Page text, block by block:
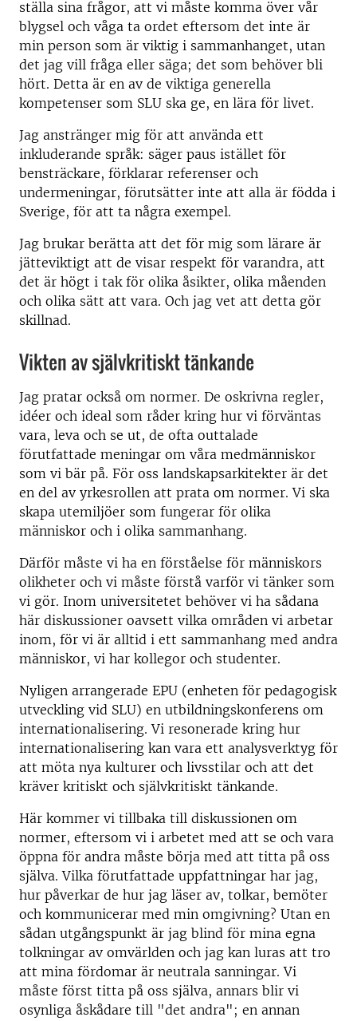
ställa sina frågor, att vi måste komma över vår
blygsel och våga ta ordet eftersom det inte är
min person som är viktig i sammanhanget, utan
det jag vill fråga eller säga; det som behöver bli
hört. Detta är en av de viktiga generella
kompetenser som SLU ska ge, en lära för livet.
Jag anstränger mig för att använda ett
inkluderande språk: säger paus istället för
bensträckare, förklarar referenser och
undermeningar, förutsätter inte att alla är födda i
Sverige, för att ta några exempel.
Jag brukar berätta att det för mig som lärare är
jätteviktigt att de visar respekt för varandra, att
det är högt i tak för olika åsikter, olika måenden
och olika sätt att vara. Och jag vet att detta gör
skillnad.
Vikten av självkritiskt tänkande
Jag pratar också om normer. De oskrivna regler,
idéer och ideal som råder kring hur vi förväntas
vara, leva och se ut, de ofta outtalade
förutfattade meningar om våra medmänniskor
som vi bär på. För oss landskapsarkitekter är det
en del av yrkesrollen att prata om normer. Vi ska
skapa utemiljöer som fungerar för olika
människor och i olika sammanhang.
Därför måste vi ha en förståelse för människors
olikheter och vi måste förstå varför vi tänker som
vi gör. Inom universitetet behöver vi ha sådana
här diskussioner oavsett vilka områden vi arbetar
inom, för vi är alltid i ett sammanhang med andra
människor, vi har kollegor och studenter.
Nyligen arrangerade EPU (enheten för pedagogisk
utveckling vid SLU) en utbildningskonferens om
internationalisering. Vi resonerade kring hur
internationalisering kan vara ett analysverktyg för
att möta nya kulturer och livsstilar och att det
kräver kritiskt och självkritiskt tänkande.
Här kommer vi tillbaka till diskussionen om
normer, eftersom vi i arbetet med att se och vara
öppna för andra måste börja med att titta på oss
själva. Vilka förutfattade uppfattningar har jag,
hur påverkar de hur jag läser av, tolkar, bemöter
och kommunicerar med min omgivning? Utan en
sådan utgångspunkt är jag blind för mina egna
tolkningar av omvärlden och jag kan luras att tro
att mina fördomar är neutrala sanningar. Vi
måste först titta på oss själva, annars blir vi
osynliga åskådare till "det andra"; en annan